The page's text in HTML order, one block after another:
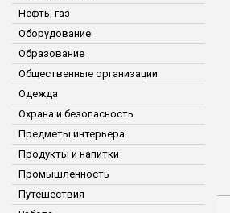
Нефть, газ
Оборудование
Образование
Общественные организации
Одежда
Охрана и безопасность
Предметы интерьера
Продукты и напитки
Промышленность
Путешествия